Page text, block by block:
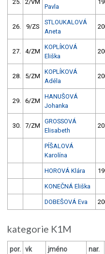
25. 2/VM
Pavla
26. 9/ZS
STLOUKALOVÁ
Aneta
27. 4/ZM
KOPLÍKOVÁ
Eliška
28. 5/ZM
KOPLÍKOVÁ
Adéla
29. 6/ZM
HANUŠOVÁ
Johanka
30. 7/ZM
GROSSOVÁ
Elisabeth
PÍŠALOVÁ
Karolína
HOROVÁ Klára
KONEČNÁ Eliška
DOBEŠOVÁ Eva
kategorie K1M
por. vk jméno nar.